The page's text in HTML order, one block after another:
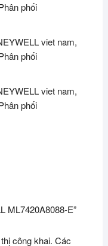
phối
viet nam,
phối
viet nam,
phối
ML7420A8088-E”
công khai. Các